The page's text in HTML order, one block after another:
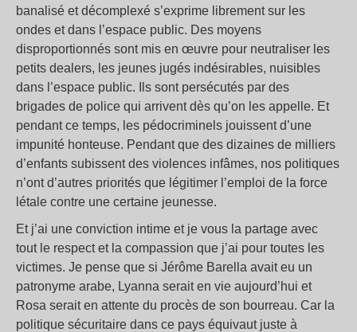
banalisé et décomplexé s’exprime librement sur les
ondes et dans l’espace public. Des moyens
disproportionnés sont mis en œuvre pour neutraliser les
petits dealers, les jeunes jugés indésirables, nuisibles
dans l’espace public. Ils sont persécutés par des
brigades de police qui arrivent dès qu’on les appelle. Et
pendant ce temps, les pédocriminels jouissent d’une
impunité honteuse. Pendant que des dizaines de milliers
d’enfants subissent des violences infâmes, nos politiques
n’ont d’autres priorités que légitimer l’emploi de la force
létale contre une certaine jeunesse.
Et j’ai une conviction intime et je vous la partage avec
tout le respect et la compassion que j’ai pour toutes les
victimes. Je pense que si Jérôme Barella avait eu un
patronyme arabe, Lyanna serait en vie aujourd’hui et
Rosa serait en attente du procès de son bourreau. Car la
politique sécuritaire dans ce pays équivaut juste à